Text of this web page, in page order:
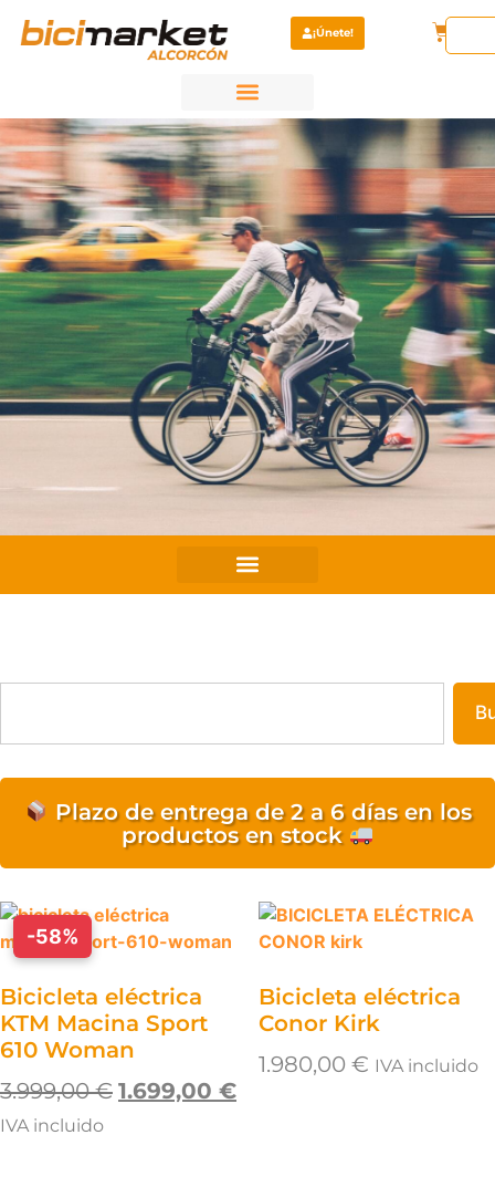
¡Únete!
Plazo de entrega de 2 a 6 días en los
productos en stock
-58%
Bicicleta eléctrica
KTM Macina Sport
610 Woman
3.999,00€ 1.699,00 €
IVA incluido
Bicicleta eléctrica
Conor Kirk
1.980,00 € IVA incluido